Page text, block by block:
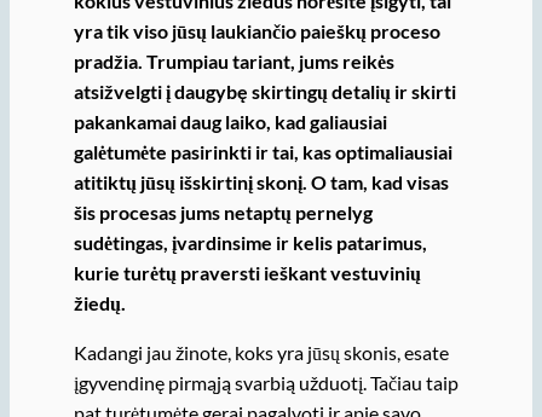
yra tik viso jūsų laukiančio paieškų proceso
pradžia. Trumpiau tariant, jums reikės
atsižvelgti į daugybę skirtingų detalių ir skirti
pakankamai daug laiko, kad galiausiai
galėtumėte pasirinkti ir tai, kas optimaliausiai
atitiktų jūsų išskirtinį skonį. O tam, kad visas
šis procesas jums netaptų pernelyg
sudėtingas, įvardinsime ir kelis patarimus,
kurie turėtų praversti ieškant vestuvinių
žiedų.
Kadangi jau žinote, koks yra jūsų skonis, esate
įgyvendinę pirmąją svarbią užduotį. Tačiau taip